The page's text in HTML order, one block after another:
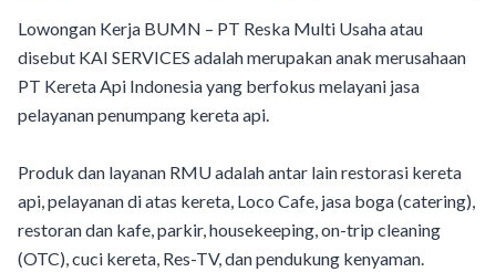
Lowongan Kerja BUMN – PT Reska Multi Usaha atau
disebut KAI SERVICES adalah merupakan anak merusahaan
PT Kereta Api Indonesia yang berfokus melayani jasa
pelayanan penumpang kereta api.
Produk dan layanan RMU adalah antar lain restorasi kereta
api, pelayanan di atas kereta, Loco Cafe, jasa boga (catering),
restoran dan kafe, parkir, housekeeping, on-trip cleaning
(OTC), cuci kereta, Res-TV, dan pendukung kenyaman.